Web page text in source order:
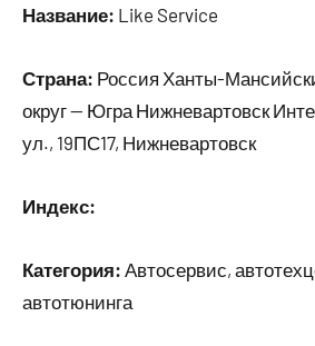
Название: Like Service
Страна: Россия Ханты-
округ — Югра Нижневартовск
ул., 19ПС17, Нижневартовск
Индекс:
Категория: Автосервис,
автотюнинга